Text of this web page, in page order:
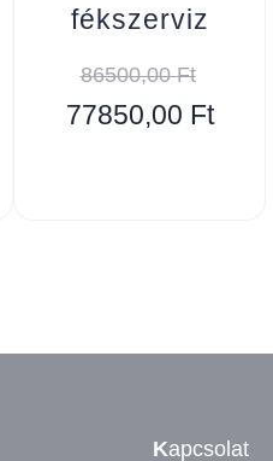
fékszerviz
86500,00Ft
77850,00 Ft
Kapcsolat